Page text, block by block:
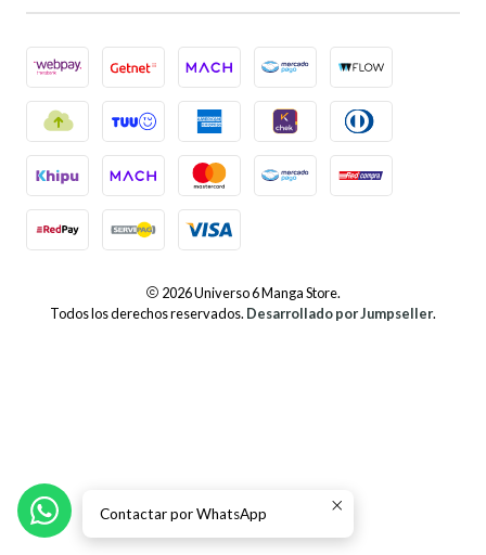
2026 Universo 6 Manga Store.
Todos los derechos reservados. Desarrollado por Jumpseller.
Contactar por WhatsApp